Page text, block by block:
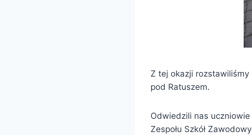
Z tej okazji
pod Ratuszem.
Odwiedzili nas
Zespołu Szkół